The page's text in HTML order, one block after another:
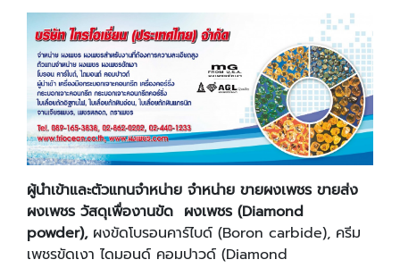
ผู้นำเข้าและตัวแทนจำหน่าย จำหน่าย ขายผงเพชร ขายส่ง
ผงเพชร วัสดุเพื่องานขัด ผงเพชร (Diamond
powder), ผงขัดโบรอนคาร์ไบด์ (Boron carbide), ครีม
เพชรขัดเงา ไดมอนด์ คอมปาวด์ (Diamond